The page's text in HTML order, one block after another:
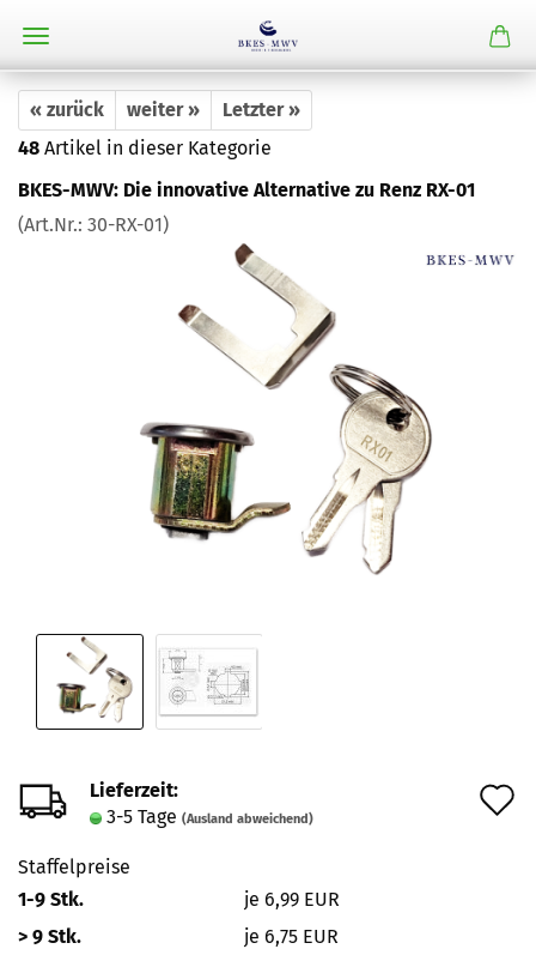
« zurück weiter »
Letzter »
48 Artikel in dieser Kategorie
BKES-MWV: Die innovative Alternative zu Renz RX-01
(Art.Nr.: 30-RX-01)
Lieferzeit:
3-5 Tage (Ausland abweichend)
Staffelpreise
1-9 Stk.
je 6,99 EUR
> 9 Stk.
je 6,75 EUR